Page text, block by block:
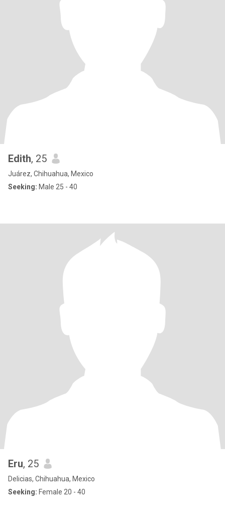
Edith, 25
Juárez, Chihuahua, Mexico
Seeking: Male 25 - 40
Eru, 25
Delicias, Chihuahua, Mexico
Seeking: Female 20 - 40